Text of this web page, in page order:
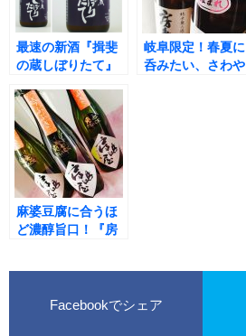
最速の新酒『揖斐
の蔵しぼりたて』
品も！
岐阜限定！春夏に
呑みたい、さわや
麻婆豆腐に合うほ
ど濃醇旨口！『房
Facebookでシェア